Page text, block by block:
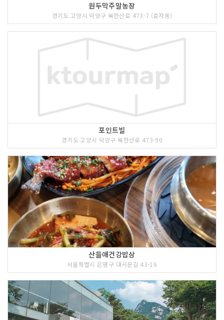
원두막주말농장
경기도 고양시 덕양구 북한산로 473-7 (효자동)
포인트빌
경기도 고양시 덕양구 북한산로 473-90
산들애건강밥상
서울특별시 은평구 대서문길 43-16